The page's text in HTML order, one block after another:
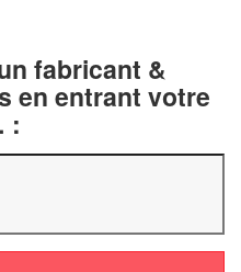
fabricant &
en entrant votre
: